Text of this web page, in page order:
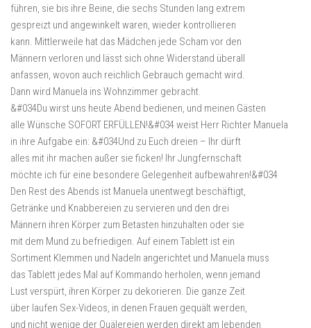
führen, sie bis ihre Beine, die sechs Stunden lang extrem
gespreizt und angewinkelt waren, wieder kontrollieren
kann. Mittlerweile hat das Mädchen jede Scham vor den
Männern verloren und lässt sich ohne Widerstand überall
anfassen, wovon auch reichlich Gebrauch gemacht wird.
Dann wird Manuela ins Wohnzimmer gebracht.
&#034Du wirst uns heute Abend bedienen, und meinen Gästen
alle Wünsche SOFORT ERFÜLLEN!&#034 weist Herr Richter Manuela
in ihre Aufgabe ein: &#034Und zu Euch dreien – Ihr dürft
alles mit ihr machen außer sie ficken! Ihr Jungfernschaft
möchte ich für eine besondere Gelegenheit aufbewahren!&#034
Den Rest des Abends ist Manuela unentwegt beschäftigt,
Getränke und Knabbereien zu servieren und den drei
Männern ihren Körper zum Betasten hinzuhalten oder sie
mit dem Mund zu befriedigen. Auf einem Tablett ist ein
Sortiment Klemmen und Nadeln angerichtet und Manuela muss
das Tablett jedes Mal auf Kommando herholen, wenn jemand
Lust verspürt, ihren Körper zu dekorieren. Die ganze Zeit
über laufen Sex-Videos, in denen Frauen gequält werden,
und nicht wenige der Quälereien werden direkt am lebenden